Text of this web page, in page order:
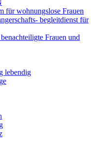
für wohnungslose Frauen
begleitdienst für
Frauen und
lebendig